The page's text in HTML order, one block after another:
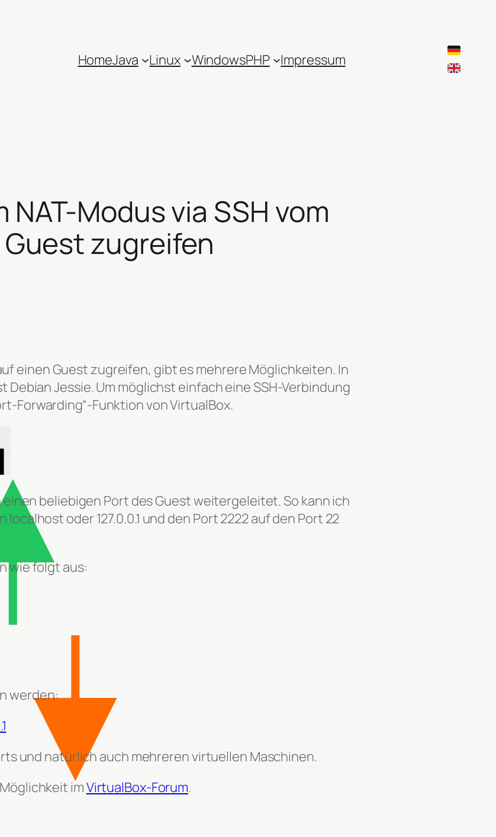
HomeJava Linux WindowsPHP Impressum
NAT-Modus via SSH vom
zugreifen
einen Guest zugreifen, gibt es mehrere Möglichkeiten. In
Debian Jessie. Um möglichst einfach eine SSH-Verbindung
Forwarding“-Funktion von VirtualBox.
einen beliebigen Port des Guest weitergeleitet. So kann ich
oder 127.0.0.1 und den Port 2222 auf den Port 22
wie folgt aus:
werden:
und natürlich auch mehreren virtuellen Maschinen.
imVirtualBox-Forum.